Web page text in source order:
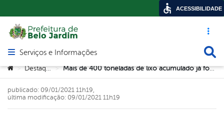
Acesso
Abrir menu principal de navegação
Serviços e Informações
Você está aqui:
> Destaque > Mais de 400 toneladas de lixo acumulado já foram recolhidos em Belo Jardim desde 1º de janeiro
publicado: 09/01/2021 11h19,
última modificação: 09/01/2021 11h19
ACESSIBILIDADE